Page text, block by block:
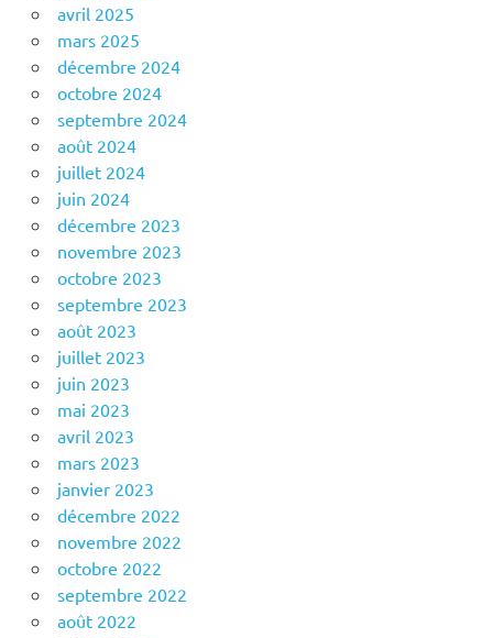
avril 2025
mars 2025
décembre 2024
octobre 2024
septembre 2024
août 2024
juillet 2024
juin 2024
décembre 2023
novembre 2023
octobre 2023
septembre 2023
août 2023
juillet 2023
juin 2023
mai 2023
avril 2023
mars 2023
janvier 2023
décembre 2022
novembre 2022
octobre 2022
septembre 2022
août 2022